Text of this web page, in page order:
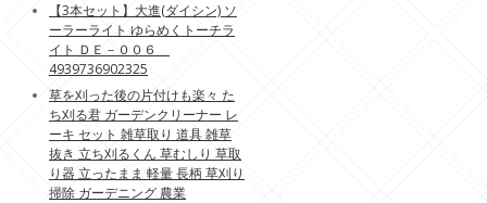
【3本セット】大進(ダイシン) ソ
ーラーライト ゆらめくトーチラ
イト ＤＥ－００６
4939736902325
草を刈った後の片付けも楽々 た
ち刈る君 ガーデンクリーナー レ
ーキ セット 雑草取り 道具 雑草
抜き 立ち刈るくん 草むしり 草取
り器 立ったまま 軽量 長柄 草刈り
掃除 ガーデニング 農業